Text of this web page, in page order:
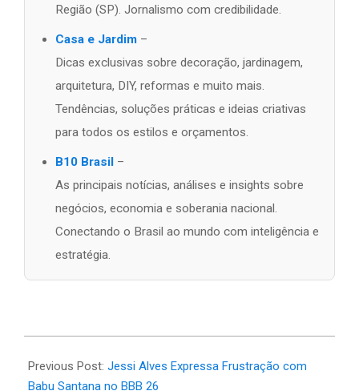
Região (SP). Jornalismo com credibilidade.
Casa e Jardim –
Dicas exclusivas sobre decoração, jardinagem,
arquitetura, DIY, reformas e muito mais.
Tendências, soluções práticas e ideias criativas
para todos os estilos e orçamentos.
B10 Brasil –
As principais notícias, análises e insights sobre
negócios, economia e soberania nacional.
Conectando o Brasil ao mundo com inteligência e
estratégia.
03-
04
Previous Post: Jessi Alves Expressa Frustração com
Babu Santana no BBB 26